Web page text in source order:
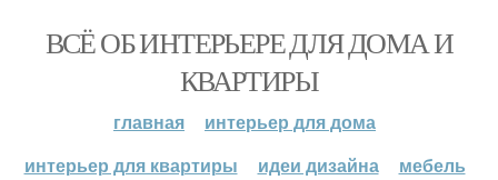
ВСЁ ОБ ИНТЕРЬЕРЕ ДЛЯ ДОМА И
КВАРТИРЫ
главная
интерьер для дома
интерьер для квартиры
идеи дизайна мебель